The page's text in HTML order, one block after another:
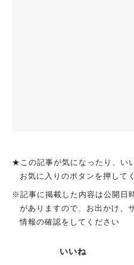
★この記事が気になったり、い
お気に入りのボタンを押して
※記事に掲載した内容は公開日
がありますので、お出かけ、
情報の確認をしてください
いいね